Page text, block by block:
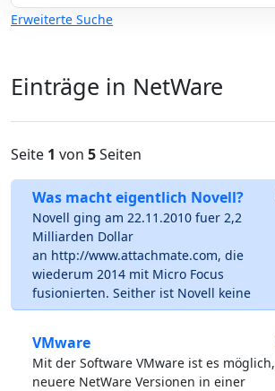
Erweiterte Suche
Einträge in NetWare
Seite 1 von 5Seiten
Was macht eigentlich Novell?
Novell ging am 22.11.2010 fuer 2,2
Milliarden Dollar
an http://www.attachmate.com, die
wiederum 2014 mit Micro Focus
fusionierten. Seither ist Novell keine
VMware
Mit der Software VMware ist es möglich,
neuere NetWare Versionen in einer